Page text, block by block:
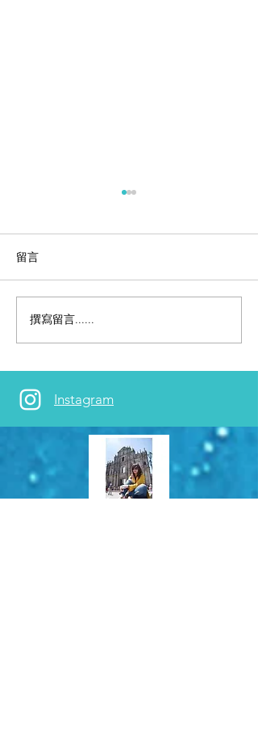
【香港迪士尼】幼兒友善
爸媽不崩潰親子旅遊實用
留言
撰寫留言......
Instagram